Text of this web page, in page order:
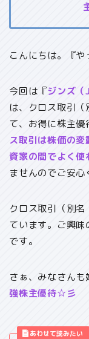
こんにちは。『や
今回は『ジンズ（
は、クロス取引
て、お得に株主優
ス取引は株価の
資家の間でよく使
ませんのでご安心
クロス取引（別
ています。ご興
です。
さぁ、みなさんも
強株主優待☆彡